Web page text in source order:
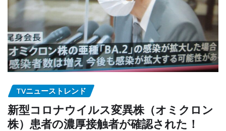
TVニューストレンド
新型コロナウイルス変異株（オミクロン
株）患者の濃厚接触者が確認された！